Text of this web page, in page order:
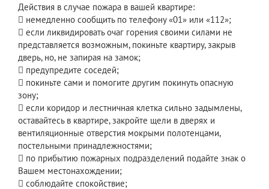
Действия в случае пожара в вашей квартире:
 немедленно сообщить по телефону «01» или «112»;
 если ликвидировать очаг горения своими силами не
представляется возможным, покиньте квартиру, закрыв
дверь, но, не запирая на замок;
 предупредите соседей;
 покиньте сами и помогите другим покинуть опасную
зону;
 если коридор и лестничная клетка сильно задымлены,
оставайтесь в квартире, закройте щели в дверях и
вентиляционные отверстия мокрыми полотенцами,
постельными принадлежностями;
 по прибытию пожарных подразделений подайте знак о
Вашем местонахождении;
 соблюдайте спокойствие;